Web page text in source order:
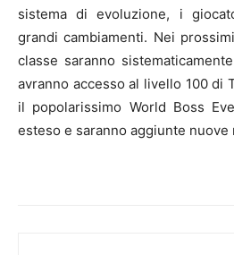
sistema di evoluzione, i
grandi cambiamenti. Nei
classe saranno
avranno accesso al livello 100 di
il popolarissimo World Boss
esteso e saranno aggiunte nuove